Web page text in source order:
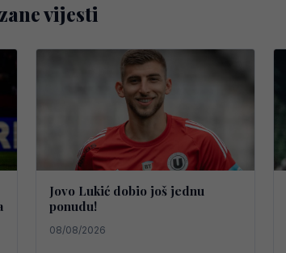
vijesti
Jovo Lukić dobio još jednu
ponudu!
08/08/2026